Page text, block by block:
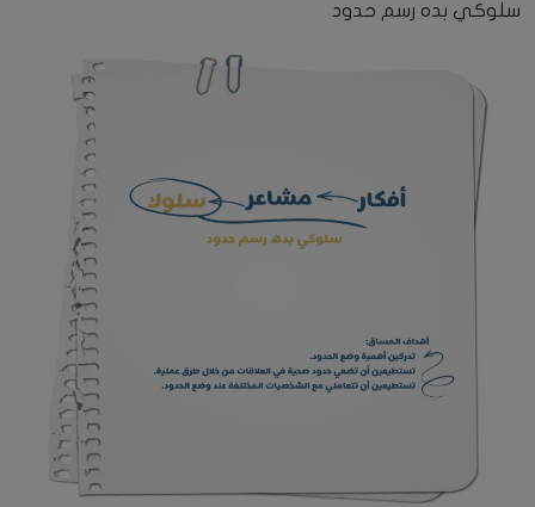
سلوكي بده رسم حدود